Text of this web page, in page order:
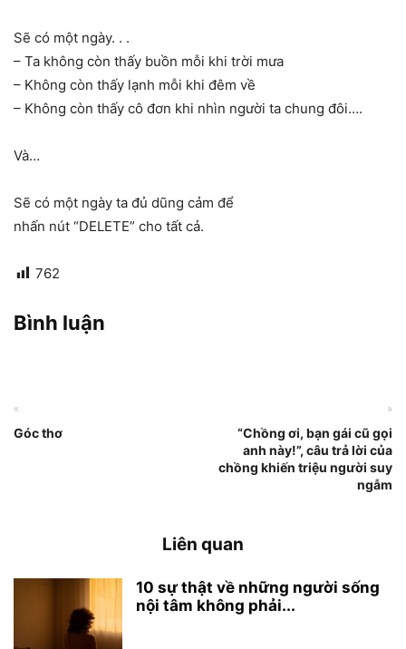
Sẽ có một ngày. . .
– Ta không còn thấy buồn mỗi khi trời mưa
– Không còn thấy lạnh mỗi khi đêm về
– Không còn thấy cô đơn khi nhìn người ta chung đôi….
Và…
Sẽ có một ngày ta đủ dũng cảm để
nhấn nút “DELETE” cho tất cả.
762
Bình luận
«
Góc thơ
»
“Chồng ơi, bạn gái cũ gọi
anh này!”, câu trả lời của
chồng khiến triệu người suy
ngẫm
Liên quan
10 sự thật về những người sống
nội tâm không phải...